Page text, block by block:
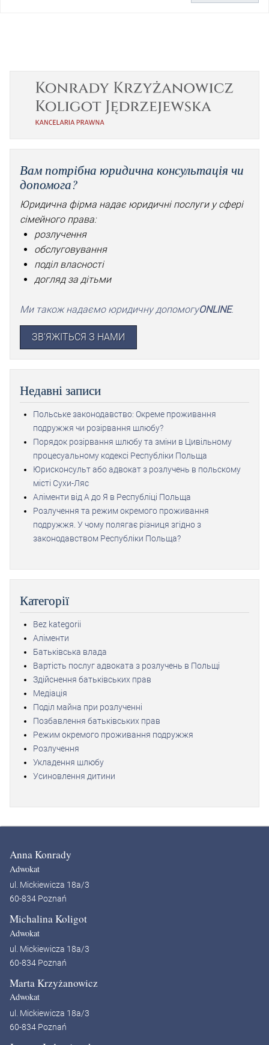
Вам потрібна юридична консультація чи
допомога?
Юридична фірма надає юридичні послуги у сфері
сімейного права:
розлучення
обслуговування
поділ власності
догляд за дітьми
Ми також надаємо юридичну допомогуONLINE.
ЗВ'ЯЖІТЬСЯ З НАМИ
Недавні записи
Польське законодавство: Окреме проживання
подружжя чи розірвання шлюбу?
Порядок розірвання шлюбу та зміни в Цивільному
процесуальному кодексі Республіки Польща
Юрисконсульт або адвокат з розлучень в польскому
місті Сухи-Ляс
Аліменти від А до Я в Республіці Польща
Розлучення та режим окремого проживання
подружжя. У чому полягає різниця згідно з
законодавством Республіки Польща?
Категорії
Bez kategorii
Аліменти
Батьківська влада
Вартість послуг адвоката з розлучень в Польщі
Здійснення батьківських прав
Медіація
Поділ майна при розлученні
Позбавлення батьківських прав
Режим окремого проживання подружжя
Розлучення
Укладення шлюбу
Усиновлення дитини
Anna Konrady
Adwokat
ul. Mickiewicza 18a/3
60-834 Poznań
Michalina Koligot
Adwokat
ul. Mickiewicza 18a/3
60-834 Poznań
Marta Krzyżanowicz
Adwokat
ul. Mickiewicza 18a/3
60-834 Poznań